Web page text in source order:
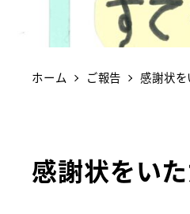
ホーム ご報告 感謝状を
感謝状をいた